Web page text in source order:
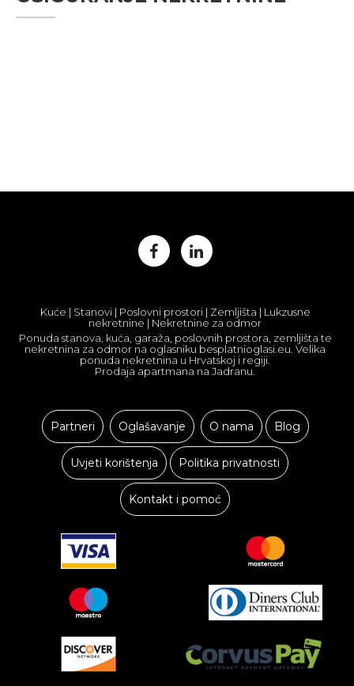
Kuće | Stanovi | Poslovni prostori | Zemljišta | Lukzusne
nekretnine | Nekretnine za odmor
Ponuda stanova, kuća, garaža, poslovnih prostora, zemljišta te
nekretnina za odmor na oglasniku besplatnioglasi.eu. Velika
ponuda nekretnina u Hrvatskoj i regiji.
Prodaja apartmana na Jadranu.
Partneri Oglašavanje O nama Blog
Uvjeti korištenja Politika privatnosti
Kontakt i pomoć